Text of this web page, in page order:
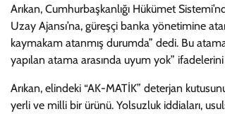
Arıkan, Cumhurbaşkanlığı Hükümet
Uzay Ajansı’na, güreşçi banka yönetimine
kaymakam atanmış durumda” dedi. Bu
yapılan atama arasında uyum yok” ifadelerini
Arıkan, elindeki “AK-MATİK” deterjan
yerli ve milli bir ürünü. Yolsuzluk iddiaları,